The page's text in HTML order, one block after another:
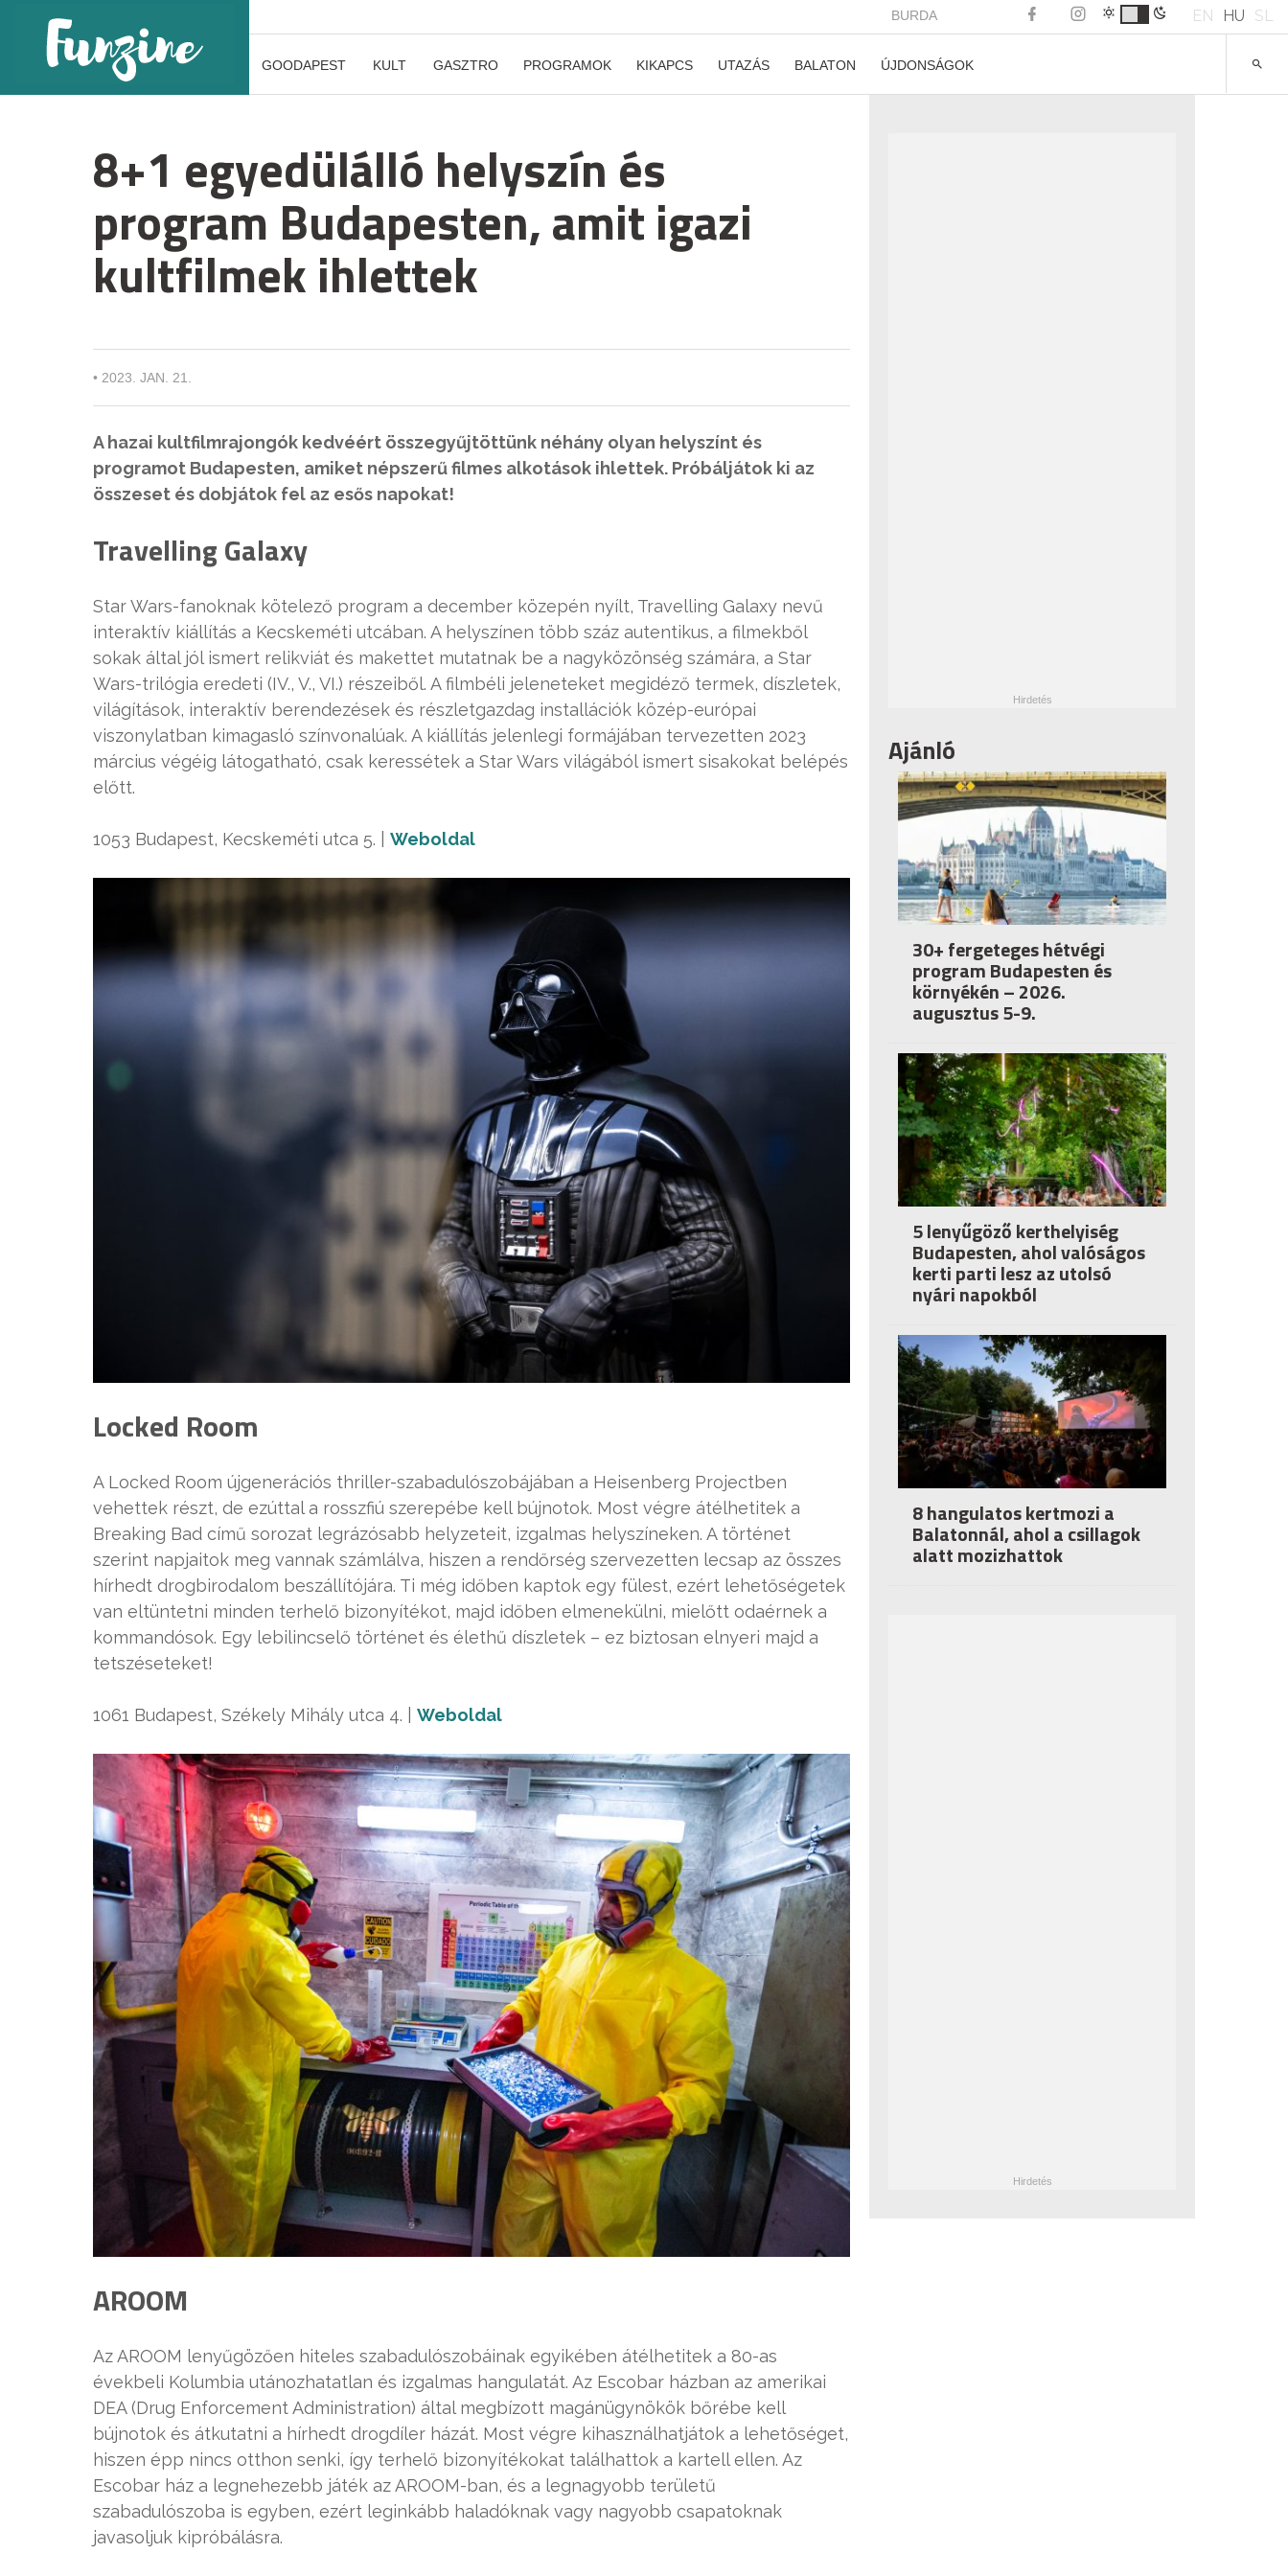
BURDA EN HU SL
GOODAPEST KULT GASZTRO PROGRAMOK KIKAPCS UTAZÁS BALATON ÚJDONSÁGOK
8+1 egyedülálló helyszín és
program Budapesten, amit igazi
kultfilmek ihlettek
• 2023. JAN. 21.
A hazai kultfilmrajongók kedvéért összegyűjtöttünk néhány olyan helyszínt és
programot Budapesten, amiket népszerű filmes alkotások ihlettek. Próbáljátok ki az
összeset és dobjátok fel az esős napokat!
Travelling Galaxy
Star Wars-fanoknak kötelező program a december közepén nyílt, Travelling Galaxy nevű
interaktív kiállítás a Kecskeméti utcában. A helyszínen több száz autentikus, a filmekből
sokak által jól ismert relikviát és makettet mutatnak be a nagyközönség számára, a Star
Wars-trilógia eredeti (IV., V., VI.) részeiből. A filmbéli jeleneteket megidéző termek, díszletek,
világítások, interaktív berendezések és részletgazdag installációk közép-európai
viszonylatban kimagasló színvonalúak. A kiállítás jelenlegi formájában tervezetten 2023
március végéig látogatható, csak keressétek a Star Wars világából ismert sisakokat belépés
előtt.
1053 Budapest, Kecskeméti utca 5. | Weboldal
Locked Room
A Locked Room újgenerációs thriller-szabadulószobájában a Heisenberg Projectben
vehettek részt, de ezúttal a rosszfiú szerepébe kell bújnotok. Most végre átélhetitek a
Breaking Bad című sorozat legrázósabb helyzeteit, izgalmas helyszíneken. A történet
szerint napjaitok meg vannak számlálva, hiszen a rendőrség szervezetten lecsap az összes
hírhedt drogbirodalom beszállítójára. Ti még időben kaptok egy fülest, ezért lehetőségetek
van eltüntetni minden terhelő bizonyítékot, majd időben elmenekülni, mielőtt odaérnek a
kommandósok. Egy lebilincselő történet és élethű díszletek – ez biztosan elnyeri majd a
tetszéseteket!
1061 Budapest, Székely Mihály utca 4. | Weboldal
AROOM
Az AROOM lenyűgözően hiteles szabadulószobáinak egyikében átélhetitek a 80-as
évekbeli Kolumbia utánozhatatlan és izgalmas hangulatát. Az Escobar házban az amerikai
DEA (Drug Enforcement Administration) által megbízott magánügynökök bőrébe kell
bújnotok és átkutatni a hírhedt drogdíler házát. Most végre kihasználhatjátok a lehetőséget,
hiszen épp nincs otthon senki, így terhelő bizonyítékokat találhattok a kartell ellen. Az
Escobar ház a legnehezebb játék az AROOM-ban, és a legnagyobb területű
szabadulószoba is egyben, ezért leginkább haladóknak vagy nagyobb csapatoknak
javasoljuk kipróbálásra.
Ajánló
30+ fergeteges hétvégi
program Budapesten és
környékén – 2026.
augusztus 5-9.
5 lenyűgöző kerthelyiség
Budapesten, ahol valóságos
kerti parti lesz az utolsó
nyári napokból
8 hangulatos kertmozi a
Balatonnál, ahol a csillagok
alatt mozizhattok